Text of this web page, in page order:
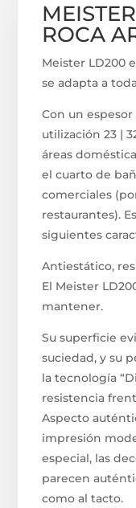
ROCA
Meister LD200
se adapta a
Con un
utilización 23 |
áreas
el cuarto de
comerciales
restaurantes).
siguientes
Antiestático,
El Meister
mantener.
Su superficie
suciedad, y su
la tecnología
resistencia
Aspecto
impresión
especial, las
parecen
como al tacto.